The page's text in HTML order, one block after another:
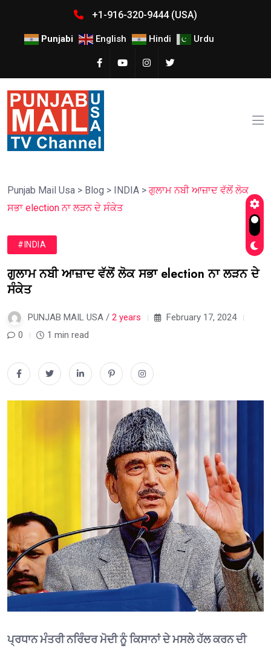
+1-916-320-9444 (USA)
Punjabi English Hindi Urdu
Punjab Mail Usa > Blog > INDIA > ਗੁਲਾਮ ਨਬੀ ਆਜ਼ਾਦ ਵੱਲੋਂ ਲੋਕ
ਸਭਾ election ਨਾ ਲੜਨ ਦੇ ਸੰਕੇਤ
#INDIA
ਗੁਲਾਮ ਨਬੀ ਆਜ਼ਾਦ ਵੱਲੋਂ ਲੋਕ ਸਭਾ election ਨਾ ਲੜਨ ਦੇ
ਸੰਕੇਤ
PUNJAB MAIL USA / 2 years
February 17, 2024
0
1 min read
ਪ੍ਰਧਾਨ ਮੰਤਰੀ ਨਰਿੰਦਰ ਮੋਦੀ ਨੂੰ ਕਿਸਾਨਾਂ ਦੇ ਮਸਲੇ ਹੱਲ ਕਰਨ ਦੀ